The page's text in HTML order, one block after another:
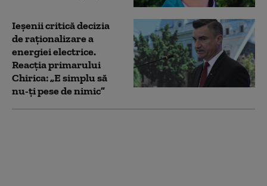
Ieșenii critică decizia
de raționalizare a
energiei electrice.
Reacția primarului
Chirica: „E simplu să
nu-ţi pese de nimic”